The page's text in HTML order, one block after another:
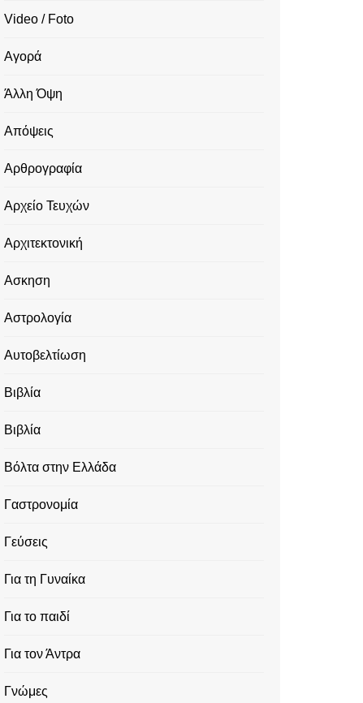
Video / Foto
Αγορά
Άλλη Όψη
Απόψεις
Αρθρογραφία
Αρχείο Τευχών
Αρχιτεκτονική
Ασκηση
Αστρολογία
Αυτοβελτίωση
Βιβλία
Βιβλία
Βόλτα στην Ελλάδα
Γαστρονομία
Γεύσεις
Για τη Γυναίκα
Για το παιδί
Για τον Άντρα
Γνώμες